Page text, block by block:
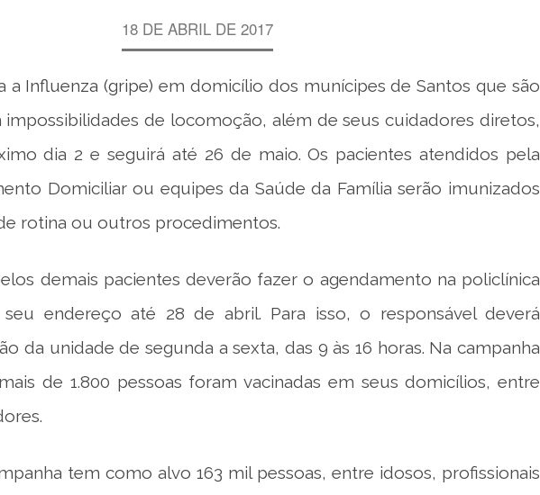
18 DE ABRIL DE 2017
a Influenza (gripe)em domicílio dos munícipes de Santos que são
de locomoção, além de seus cuidadores diretos,
dia 2 e seguirá até 26 de maio. Os pacientes atendidos pela
Domiciliar ou equipes da Saúde da Família serão imunizados
rotina ou outros procedimentos.
demais pacientes deverão fazer o agendamento na policlínica
endereço até 28 de abril. Para isso, o responsável deverá
da unidade de segunda a sexta, das 9 às 16 horas. Na campanha
de 1.800 pessoas foram vacinadas em seus domicílios, entre
tem como alvo 163 mil pessoas, entre idosos, profissionais